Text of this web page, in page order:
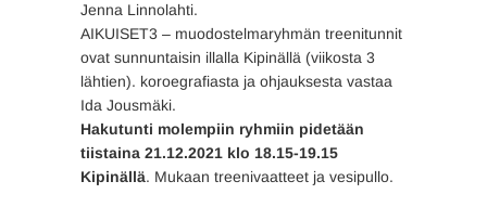
Jenna Linnolahti.
AIKUISET3 – muodostelmaryhmän treenitunnit
ovat sunnuntaisin illalla Kipinällä (viikosta 3
lähtien). koroegrafiasta ja ohjauksesta vastaa
Ida Jousmäki.
Hakutunti molempiin ryhmiin pidetään
tiistaina 21.12.2021 klo 18.15-19.15
Kipinällä. Mukaan treenivaatteet ja vesipullo.